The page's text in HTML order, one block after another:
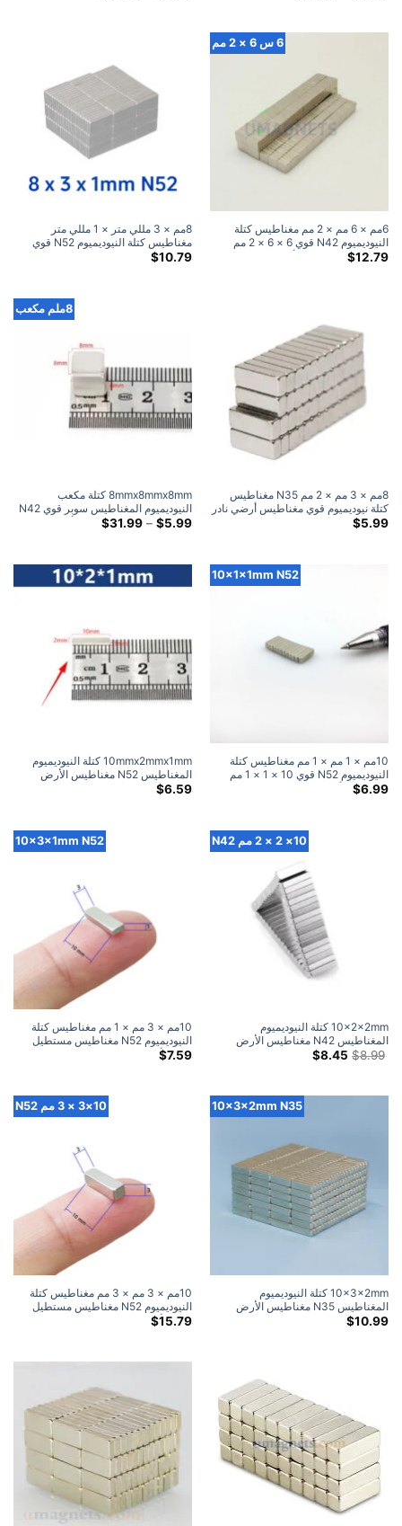
$28.99 6 س 6 × 2 مم
6مم × 6 مم × 2 مم مغناطيس كتلة
النيوديميوم N42 قوي 6 × 6 × 2 مم
مغناطيس كتلة نادر الأرض مغناطيس بيع
$12.79
8مم × 3 مللي متر × 1 مللي متر
مغناطيس كتلة النيوديميوم N52 قوي
8x3x1 مللي متر كتلة مغناطيس نادر
$10.79
8مم × 3 مم × 2 مم N35 مغناطيس
كتلة نيوديميوم قوي مغناطيس أرضي نادر
قوي 8x3x2mm (50 علية) $5.99
8ملم مكعب
8mmx8mmx8mm كتلة مكعب
النيوديميوم المغناطيس سوبر قوي N42
$5.99
–
$31.99 النطاق
$31.99
10x1x1mm N52
10مم × 1 مم × 1 مم مغناطيس كتلة
النيوديميوم N52 قوي 10 × 1 × 1 مم
مغناطيس أرض نادرة مستطيلة بيع
$6.99
10mmx2mmx1mm كتلة النيوديميوم
المغناطيس N52 مغناطيس الأرض
$6.59
10× 2 × 2 مم N42
10x2x2mm كتلة النيوديميوم
المغناطيس N42 مغناطيس الأرض
النادرة القوية مستطيل للحرف
$8.99
السعر
الأصلي
$8.45 السعر
10x3x1mm N52
10مم × 3 مم × 1 مم مغناطيس كتلة
النيوديميوم N52 مغناطيس مستطيل
$7.59
10x3x2mm N35
10x3x2mm كتلة النيوديميوم
المغناطيس N35 مغناطيس الأرض
النادرة القوية مستطيل للحرف
$10.99
10×3 × 3 مم N52
10مم × 3 مم × 3 مم مغناطيس كتلة
النيوديميوم N52 مغناطيس مستطيل
$15.79